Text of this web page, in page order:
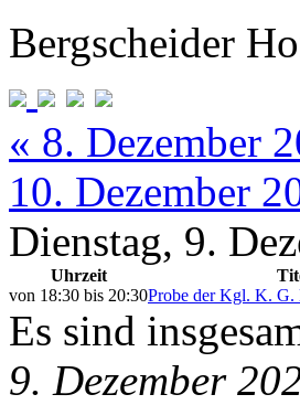
Bergscheider
« 8. Dezember
10. Dezember
Dienstag, 9.
Uhrzeit
von 18:30 bis 20:30Probe der Kgl. K.
Es sind
9. Dezember